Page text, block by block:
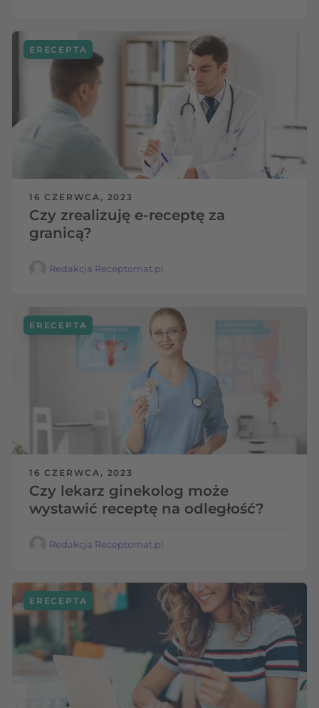
16 CZERWCA, 2023
Czy zrealizuję e-receptę za
granicą?
ERECEPTA
Redakcja Receptomat.pl
16 CZERWCA, 2023
Czy lekarz ginekolog może
wystawić receptę na odległość?
ERECEPTA
Redakcja Receptomat.pl
ERECEPTA